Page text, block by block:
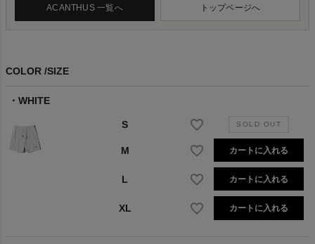
ACANTHUS 一覧へ トップページへ
COLOR SIZE
WHITE
S
M カートに入れる
L カートに入れる
XL カートに入れる